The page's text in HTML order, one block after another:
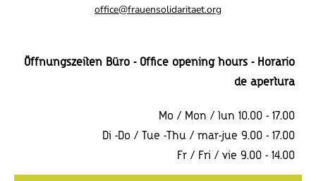
office@frauensolidaritaet.org
Öffnungszeiten Büro - Office opening hours - Horario
de apertura
Mo / Mon / lun 10.00 - 17.00
Di -Do / Tue -Thu / mar-jue 9.00 - 17.00
Fr / Fri / vie 9.00 - 14.00